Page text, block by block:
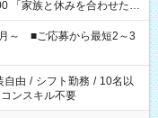
たい」 「できれば残業はし
※Wワーク希望
時間と、もう1つのお仕事
る場合は応募できません。
月～ ■ご応募から最短2～3
自由 / シフト勤務 / 10名以
ンスキル不要